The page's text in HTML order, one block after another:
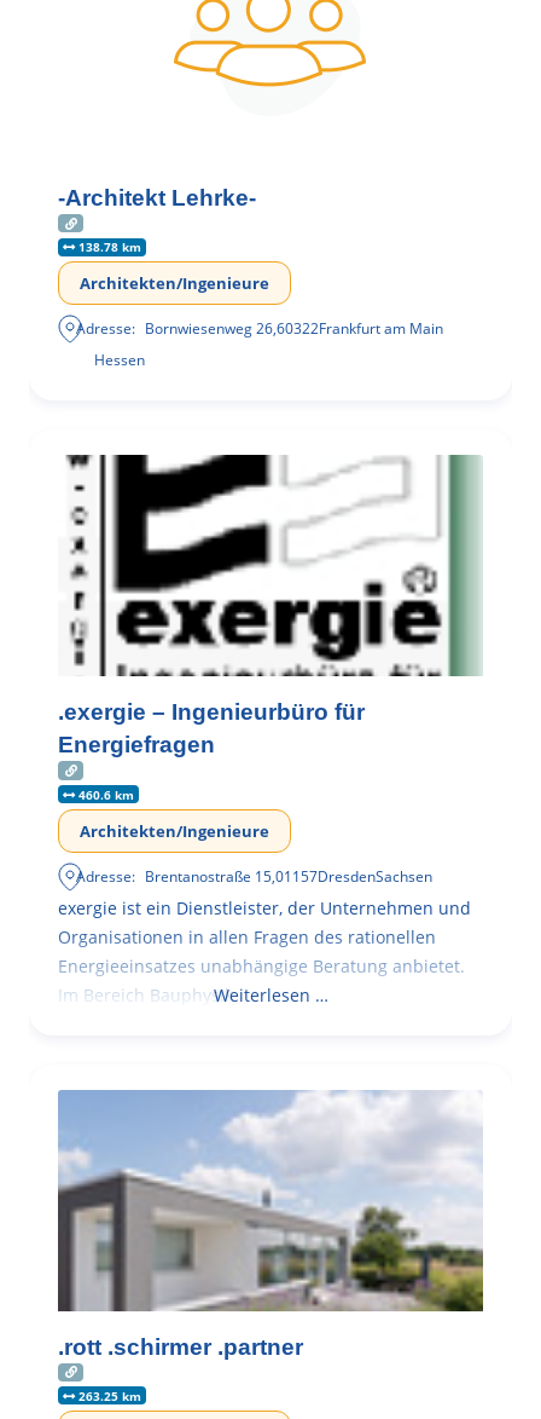
-Architekt Lehrke-
138.78 km
Architekten/Ingenieure
Adresse: Bornwiesenweg 26,60322Frankfurt am Main
Hessen
.exergie – Ingenieurbüro für
Energiefragen
460.6 km
Architekten/Ingenieure
Adresse: Brentanostraße 15,01157DresdenSachsen
exergie ist ein Dienstleister, der Unternehmen und
Organisationen in allen Fragen des rationellen
Energieeinsatzes unabhängige Beratung anbietet.
Im Bereich BauphysikWeiterlesen …
.rott .schirmer .partner
263.25 km